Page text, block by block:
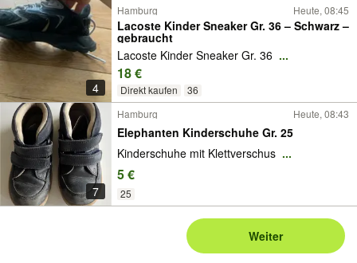
4
Hamburg Heute, 08:45
Lacoste Kinder Sneaker Gr. 36 – Schwarz –
gebraucht
Lacoste Kinder Sneaker Gr. 36 ...
18 €
Direkt kaufen 36
7
Hamburg Heute, 08:43
Elephanten Kinderschuhe Gr. 25
Kinderschuhe mit Klettverschus ...
5 €
25
Weiter